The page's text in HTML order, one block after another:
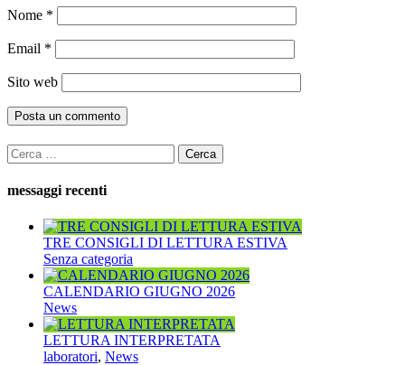
Nome *
Email *
Sito web
Ricerca
per:
messaggi recenti
TRE CONSIGLI DI LETTURA ESTIVA
Senza categoria
CALENDARIO GIUGNO 2026
News
LETTURA INTERPRETATA
laboratori, News